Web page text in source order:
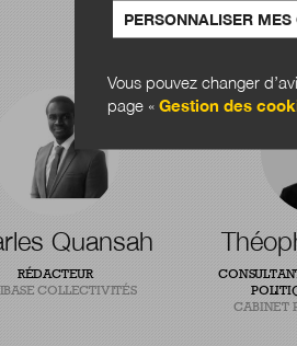
Quansah
RÉDACTEUR
COLLECTIVITÉS
CABINET
PERSONNALISER MES
Vous pouvez changer
page « Gestion des